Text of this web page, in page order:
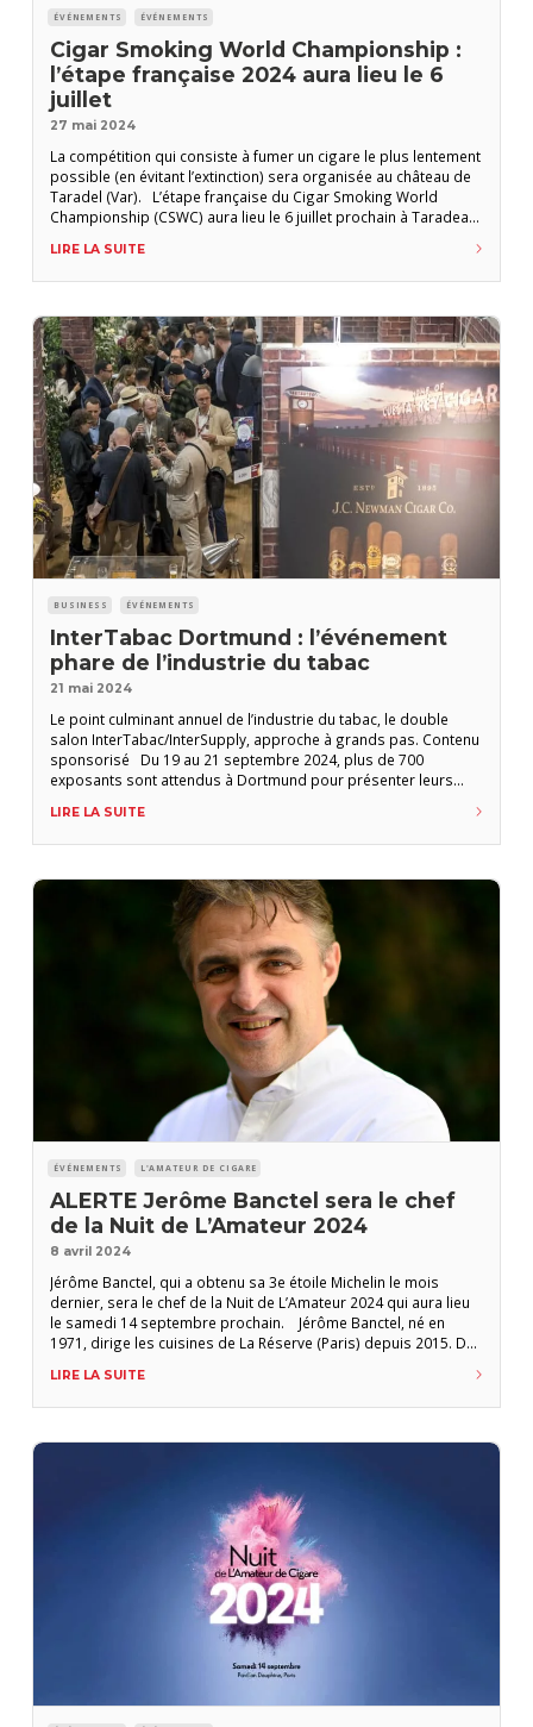
ÉVÉNEMENTS ÉVÉNEMENTS
Cigar Smoking World Championship :
l’étape française 2024 aura lieu le 6
juillet
27 mai 2024
La compétition qui consiste à fumer un cigare le plus lentement
possible (en évitant l’extinction) sera organisée au château de
Taradel (Var). L’étape française du Cigar Smoking World
Championship (CSWC) aura lieu le 6 juillet prochain à Taradeau
principe est simple : allumer un cigare et le déguster le plus
lentement
LIRE LA SUITE
BUSINESS ÉVÉNEMENTS
InterTabac Dortmund : l’événement
phare de l’industrie du tabac
21 mai 2024
Le point culminant annuel de l’industrie du tabac, le double
salon InterTabac/InterSupply, approche à grands pas. Contenu
sponsorisé Du 19 au 21 septembre 2024, plus de 700
exposants sont attendus à Dortmund pour présenter leurs
seulement les leaders du marché, mais aussi des
représentants du monde entier, qui présenteront leurs
LIRE LA SUITE
ÉVÉNEMENTS L'AMATEUR DE CIGARE
ALERTE Jerôme Banctel sera le chef
de la Nuit de L’Amateur 2024
8 avril 2024
Jérôme Banctel, qui a obtenu sa 3e étoile Michelin le mois
dernier, sera le chef de la Nuit de L’Amateur 2024 qui aura lieu
le samedi 14 septembre prochain. Jérôme Banctel, né en
1971, dirige les cuisines de La Réserve (Paris) depuis 2015. Dès
décernée le
LIRE LA SUITE